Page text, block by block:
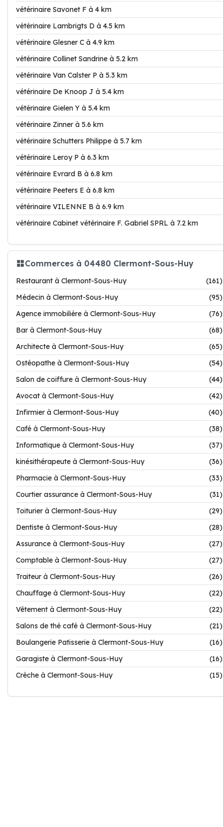
vétérinaire Savonet F à 4 km
vétérinaire Lambrigts D à 4.5 km
vétérinaire Glesner C à 4.9 km
vétérinaire Collinet Sandrine à 5.2 km
vétérinaire Van Calster P à 5.3 km
vétérinaire De Knoop J à 5.4 km
vétérinaire Gielen Y à 5.4 km
vétérinaire Zinner à 5.6 km
vétérinaire Schutters Philippe à 5.7 km
vétérinaire Leroy P à 6.3 km
vétérinaire Evrard B à 6.8 km
vétérinaire Peeters E à 6.8 km
vétérinaire VILENNE B à 6.9 km
vétérinaire Cabinet vétérinaire F. Gabriel SPRL à 7.2 km
Commerces à 04480 Clermont-Sous-Huy
Restaurant à Clermont-Sous-Huy
(161)
Médecin à Clermont-Sous-Huy
(95)
Agence immobilière à Clermont-Sous-Huy
(76)
Bar à Clermont-Sous-Huy
(68)
Architecte à Clermont-Sous-Huy
(65)
Ostéopathe à Clermont-Sous-Huy
(54)
Salon de coiffure à Clermont-Sous-Huy
(44)
Avocat à Clermont-Sous-Huy
(42)
Infirmier à Clermont-Sous-Huy
(40)
Café à Clermont-Sous-Huy
(38)
Informatique à Clermont-Sous-Huy
(37)
kinésithérapeute à Clermont-Sous-Huy
(36)
Pharmacie à Clermont-Sous-Huy
(33)
Courtier assurance à Clermont-Sous-Huy
(31)
Toiturier à Clermont-Sous-Huy
(29)
Dentiste à Clermont-Sous-Huy
(28)
Assurance à Clermont-Sous-Huy
(27)
Comptable à Clermont-Sous-Huy
(27)
Traiteur à Clermont-Sous-Huy
(26)
Chauffage à Clermont-Sous-Huy
(22)
Vêtement à Clermont-Sous-Huy
(22)
Salons de thé café à Clermont-Sous-Huy
(21)
Boulangerie Patisserie à Clermont-Sous-Huy
(16)
Garagiste à Clermont-Sous-Huy
(16)
Crèche à Clermont-Sous-Huy
(15)